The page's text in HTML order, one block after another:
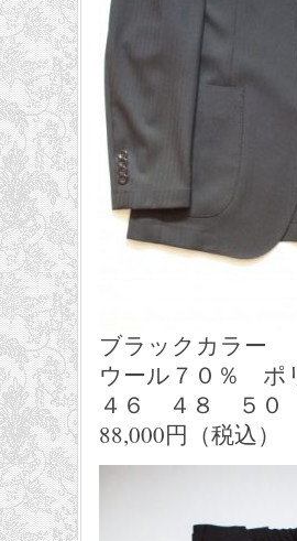
ブラックカラー
ウール７０％ ポ
４６ ４８ ５０
88,000円（税込